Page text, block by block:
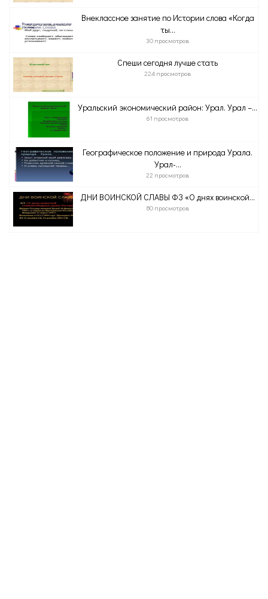
Внеклассное занятие по Истории слова «Когда
ты...
30 просмотров
Спеши сегодня лучше стать
224 просмотров
Уральский экономический район: Урал. Урал –...
61 просмотров
Географическое положение и природа Урала.
Урал-...
22 просмотров
ДНИ ВОИНСКОЙ СЛАВЫ ФЗ «О днях воинской...
80 просмотров